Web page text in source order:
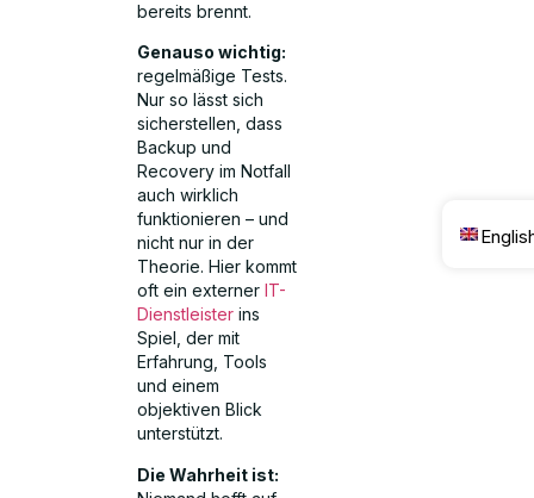
bereits brennt.
Genauso wichtig:
regelmäßige Tests.
Nur so lässt sich
sicherstellen, dass
Backup und
Recovery im Notfall
auch wirklich
funktionieren – und
nicht nur in der
Theorie. Hier kommt
oft ein externer IT-
Dienstleister ins
Spiel, der mit
Erfahrung, Tools
und einem
objektiven Blick
unterstützt.
Die Wahrheit ist: